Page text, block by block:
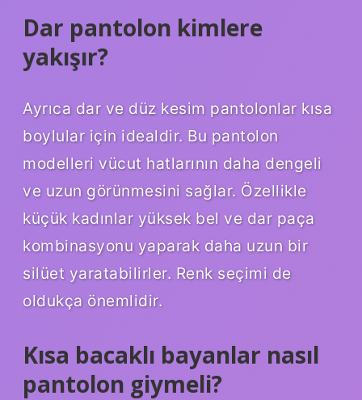
Dar pantolon kimlere
yakışır?
Ayrıca dar ve düz kesim pantolonlar kısa
boylular için idealdir. Bu pantolon
modelleri vücut hatlarının daha dengeli
ve uzun görünmesini sağlar. Özellikle
küçük kadınlar yüksek bel ve dar paça
kombinasyonu yaparak daha uzun bir
silüet yaratabilirler. Renk seçimi de
oldukça önemlidir.
Kısa bacaklı bayanlar nasıl
pantolon giymeli?